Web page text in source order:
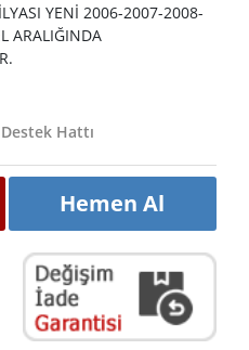
YENİ 2006-2007-2008-
ARALIĞINDA
Hattı
Hemen Al